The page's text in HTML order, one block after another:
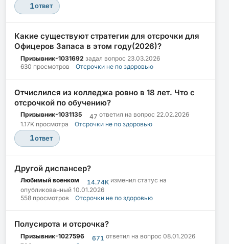
1ответ
Какие существуют стратегии для отсрочки для
Офицеров Запаса в этом году(2026)?
Призывник-1031692 задал вопрос 23.03.2026
630 просмотров
Отсрочки не по здоровью
Отчислился из колледжа ровно в 18 лет. Что с
отсрочкой по обучению?
Призывник-1031135 47 ответил на вопрос 22.02.2026
1.17K просмотра
Отсрочки не по здоровью
1ответ
Другой диспансер?
Любимый военком 14.74Kизменил статус на
опубликованный 10.01.2026
558 просмотров
Отсрочки не по здоровью
Полусирота и отсрочка?
Призывник-1027596 671 ответил на вопрос 08.01.2026